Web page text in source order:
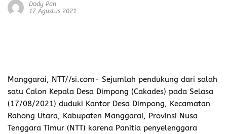
Dody Pan
17 Agustus 2021
Manggarai, NTT//si.com- Sejumlah pendukung dari salah
satu Calon Kepala Desa Dimpong (Cakades) pada Selasa
(17/08/2021) duduki Kantor Desa Dimpong, Kecamatan
Rahong Utara, Kabupaten Manggarai, Provinsi Nusa
Tenggara Timur (NTT) karena Panitia penyelenggara